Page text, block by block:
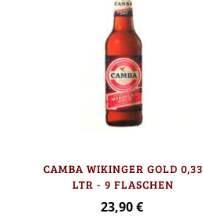
CAMBA WIKINGER GOLD 0,33
LTR - 9 FLASCHEN
23,90 €